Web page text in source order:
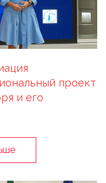
проект
и его